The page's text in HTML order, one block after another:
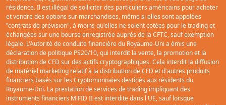
selon les lois, réglementations ou directives pertinentes à votre pays de
résidence. Il est illégal de solliciter des particuliers américains pour acheter
et vendre des options sur marchandises, même si elles sont appelées
"contrats de prévision", à moins qu'elles ne soient cotées pour le trading et
échangées sur une bourse enregistrée auprès de la CFTC, sauf exemption
légale. L'Autorité de conduite financière du Royaume-Uni a émis une
déclaration de politique PS20/10, qui interdit la vente, la promotion et la
distribution de CFD sur des actifs cryptographiques. Cela interdit la diffusion
de matériel marketing relatif à la distribution de CFD et d'autres produits
financiers basés sur les Cryptomonnaies destinés aux résidents du
Royaume-Uni. La prestation de services de trading impliquant des